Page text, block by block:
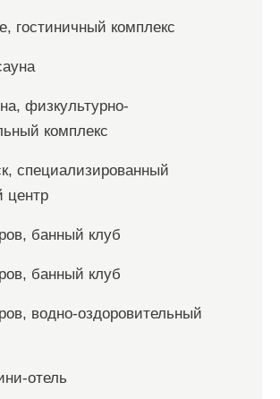
гостиничный комплекс
физкультурно-
комплекс
специализированный
центр
банный клуб
банный клуб
водно-оздоровительный
отель